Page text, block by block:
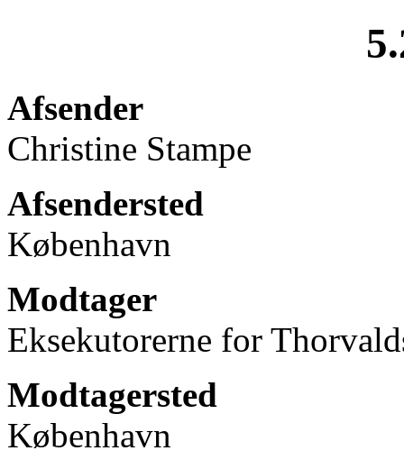
Afsender
Christine Stampe
Afsendersted
København
Modtager
Eksekutorerne for
Modtagersted
København